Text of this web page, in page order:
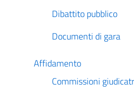
Dibattito pubblico
Documenti di gara
Affidamento
Commissioni